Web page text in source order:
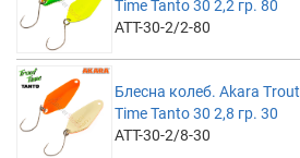
Time Tanto 30 2,2 гр. 80
ATT-30-2/2-80
Блесна колеб. Akara Trout
Time Tanto 30 2,8 гр. 30
ATT-30-2/8-30